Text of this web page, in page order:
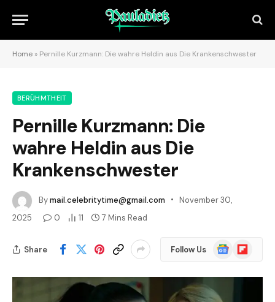
Home » Pernille Kurzmann: Die wahre Heldin aus Die Krankenschwester
BERÜHMTHEIT
Pernille Kurzmann: Die
wahre Heldin aus Die
Krankenschwester
Bymail.celebritytime@gmail.com
November 30,
2025
0 11 7 Mins Read
Share Follow Us
Google
News
Flipboard